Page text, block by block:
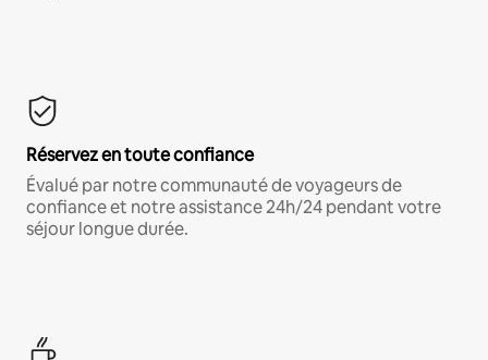
Réservez en toute confiance
Évalué par notre communauté de voyageurs de
confiance et notre assistance 24h/24 pendant votre
séjour longue durée.